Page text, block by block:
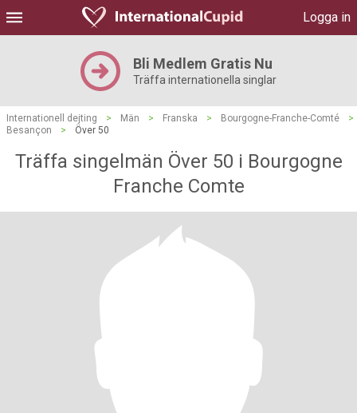
Logga in
Bli Medlem Gratis Nu
Träffa internationella singlar
Internationell dejting > Män > Franska > Bourgogne-Franche-Comté
>
Besançon
> Över 50
Träffa singelmän Över 50 i Bourgogne
Franche Comte